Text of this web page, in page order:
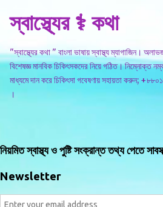
সরাসরি প্রধান সামগ্রীতে
স্বাস্থ্যের ⚕️ কথা
"স্বাস্থ্যের কথা " বাংলা ভাষায় স্বাস্থ্য ম্যাগাজিন।
বিশেষজ্ঞ মানবিক চিকিৎসকদের নিয়ে গঠিত। নিম্নোক্ত
মাধ্যমে দান করে চিকিৎসা গবেষণায় সহায়তা করুন;
।
নিয়মিত স্বাস্থ্য ও পুষ্টি সংক্রান্ত তথ্য পেতে
Newsletter